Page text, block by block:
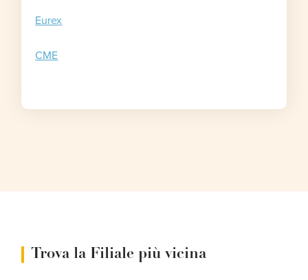
Eurex
CME
Trova la Filiale più vicina